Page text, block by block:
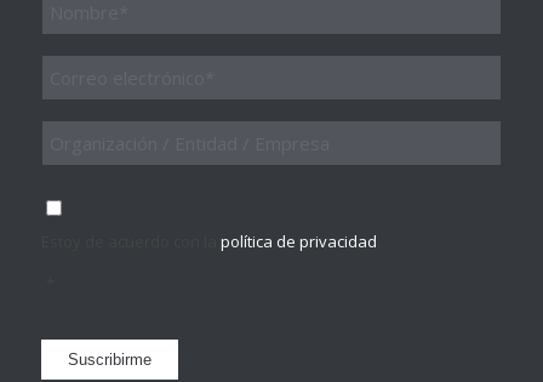
Entidad
Empresa
Consentimiento
política de privacidad
Suscribirme